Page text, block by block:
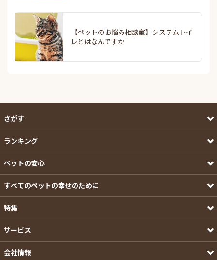
【ペットのお悩み相談室】システムトイ
レとはなんですか
さがす
ランキング
ペットの安心
すべてのペットの幸せのために
特集
サービス
会社情報